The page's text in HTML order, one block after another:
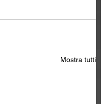
Mostra tutti